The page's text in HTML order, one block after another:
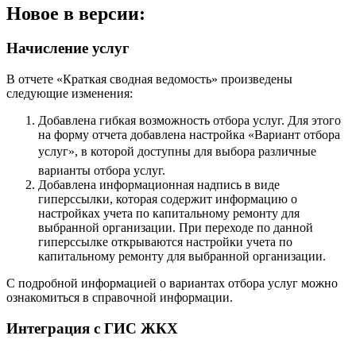
Новое в версии:
Начисление услуг
В отчете «Краткая сводная ведомость» произведены
следующие изменения:
Добавлена гибкая возможность отбора услуг. Для этого
на форму отчета добавлена настройка «Вариант отбора
услуг», в которой доступны для выбора различные
варианты отбора услуг.
Добавлена информационная надпись в виде
гиперссылки, которая содержит информацию о
настройках учета по капитальному ремонту для
выбранной организации. При переходе по данной
гиперссылке открываются настройки учета по
капитальному ремонту для выбранной организации.
С подробной информацией о вариантах отбора услуг можно
ознакомиться в справочной информации.
Интеграция с ГИС ЖКХ